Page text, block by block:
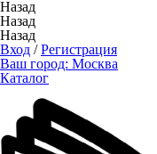
Назад
Назад
Назад
Вход /Регистрация
Ваш город: Москва
Каталог